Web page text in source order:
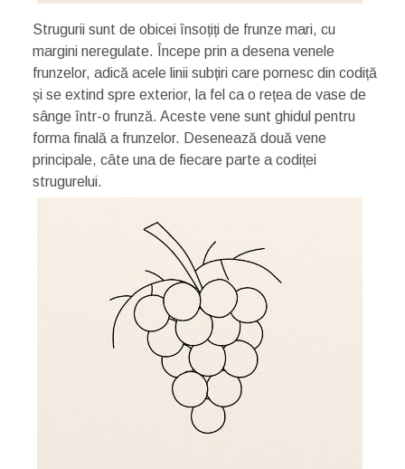
Strugurii sunt de obicei însoțiți de frunze mari, cu
margini neregulate. Începe prin a desena venele
frunzelor, adică acele linii subțiri care pornesc din codiță
și se extind spre exterior, la fel ca o rețea de vase de
sânge într-o frunză. Aceste vene sunt ghidul pentru
forma finală a frunzelor. Desenează două vene
principale, câte una de fiecare parte a codiței
strugurelui.